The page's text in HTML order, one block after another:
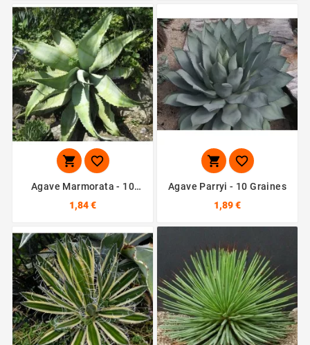
 
Agave Marmorata - 10
1,84 €
 
Agave Parryi - 10 Graines
1,89 €